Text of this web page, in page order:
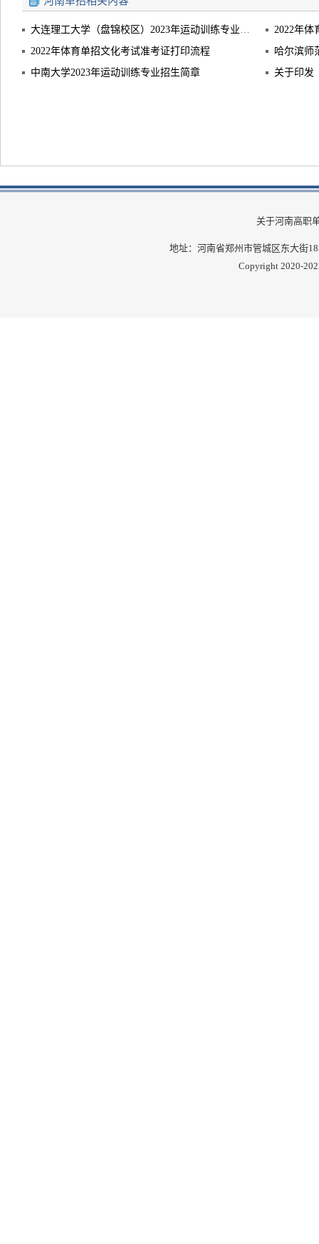
大连理工大学（盘锦校区）2023年运动训练专业招生简章
2022年体育单招文化考试准考证打印流程
中南大学2023年运动训练专业招生简章
关于河南高职
地址：河南省郑州市管城区东大街
Copyright 2020-